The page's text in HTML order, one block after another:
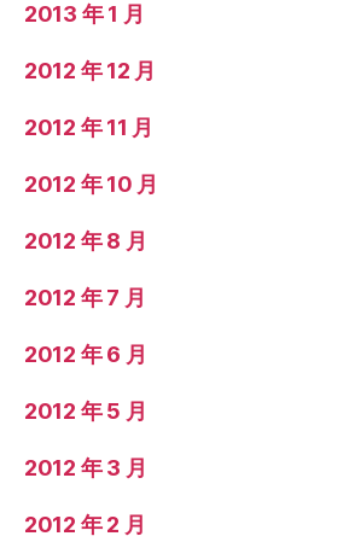
2013 年 1 月
2012 年 12 月
2012 年 11 月
2012 年 10 月
2012 年 8 月
2012 年 7 月
2012 年 6 月
2012 年 5 月
2012 年 3 月
2012 年 2 月